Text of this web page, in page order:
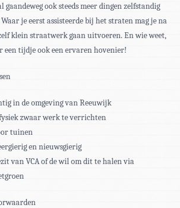
gaandeweg ook steeds meer dingen zelfstandig
je eerst assisteerde bij het straten mag je na
klein straatwerk gaan uitvoeren. En wie weet,
een tijdje ook een ervaren hovenier!
in de omgeving van Reeuwijk
zwaar werk te verrichten
tuinen
en nieuwsgierig
van VCA of de wil om dit te halen via